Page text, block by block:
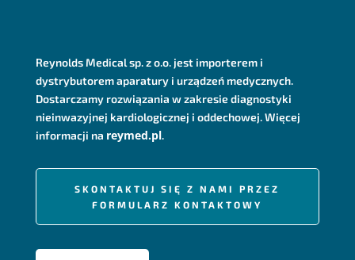
Reynolds Medical sp. z o.o. jest importerem i
dystrybutorem aparatury i urządzeń medycznych.
Dostarczamy rozwiązania w zakresie diagnostyki
nieinwazyjnej kardiologicznej i oddechowej. Więcej
informacji na reymed.pl.
SKONTAKTUJ SIĘ Z NAMI PRZEZ
FORMULARZ KONTAKTOWY